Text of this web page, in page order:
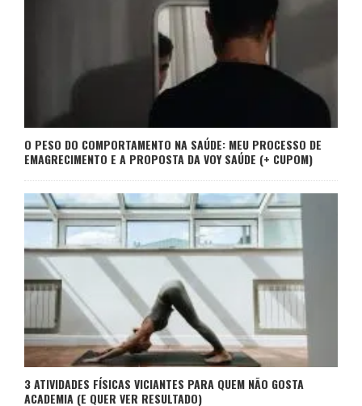
O PESO DO COMPORTAMENTO NA SAÚDE: MEU PROCESSO DE
EMAGRECIMENTO E A PROPOSTA DA VOY SAÚDE (+ CUPOM)
3 ATIVIDADES FÍSICAS VICIANTES PARA QUEM NÃO GOSTA
ACADEMIA (E QUER VER RESULTADO)